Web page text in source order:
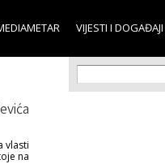
VIJESTI I DOGAĐAJI
vlasti
na
Search
Search